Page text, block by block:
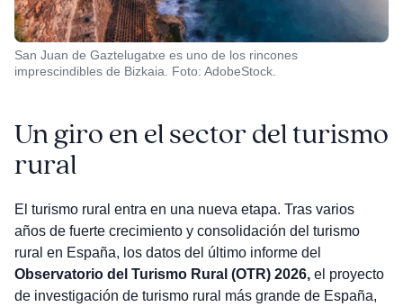
San Juan de Gaztelugatxe es uno de los rincones
imprescindibles de Bizkaia. Foto: AdobeStock.
Un giro en el sector del turismo
rural
El turismo rural entra en una nueva etapa. Tras varios
años de fuerte crecimiento y consolidación del turismo
rural en España, los datos del último informe del
Observatorio del Turismo Rural (OTR) 2026,el proyecto
de investigación de turismo rural más grande de España,